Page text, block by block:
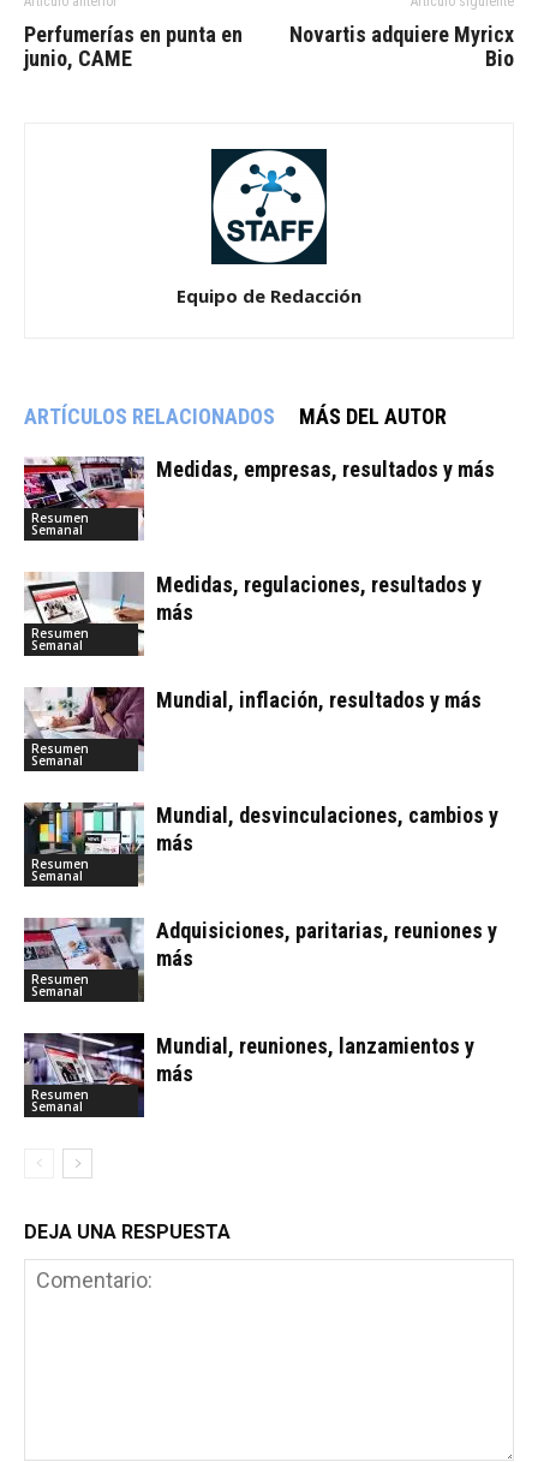
Perfumerías en punta en
junio, CAME
Novartis adquiere Myricx
Bio
Equipo de Redacción
ARTÍCULOS RELACIONADOS MÁS DEL AUTOR
Resumen
Semanal
Medidas, empresas, resultados y más
Resumen
Semanal
Medidas, regulaciones, resultados y
más
Resumen
Semanal
Mundial, inflación, resultados y más
Resumen
Semanal
Mundial, desvinculaciones, cambios y
más
Resumen
Semanal
Adquisiciones, paritarias, reuniones y
más
Resumen
Semanal
Mundial, reuniones, lanzamientos y
más
DEJA UNA RESPUESTA